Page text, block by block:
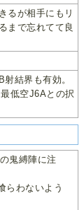
るが相手にもリ
まで忘れてて良
結界も有効。
低空J6Aとの択
鬼縛陣に注
らわないよう